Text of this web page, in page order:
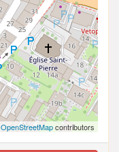
OpenStreetMapcontributors